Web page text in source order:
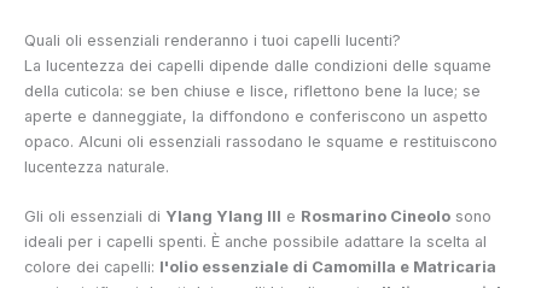
Quali oli essenziali renderanno i tuoi capelli lucenti?
La lucentezza dei capelli dipende dalle condizioni delle squame
della cuticola: se ben chiuse e lisce, riflettono bene la luce; se
aperte e danneggiate, la diffondono e conferiscono un aspetto
opaco. Alcuni oli essenziali rassodano le squame e restituiscono
lucentezza naturale.
Gli oli essenziali di Ylang Ylang III e Rosmarino Cineolo sono
ideali per i capelli spenti. È anche possibile adattare la scelta al
colore dei capelli: l'olio essenziale di Camomilla e Matricaria